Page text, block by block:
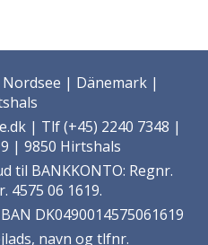
Nordsee | Dänemark |
| Tlf (+45) 2240 7348 |
| 9850 Hirtshals
til BANKKONTO: Regnr.
4575 06 1619.
DK0490014575061619
navn og tlfnr.